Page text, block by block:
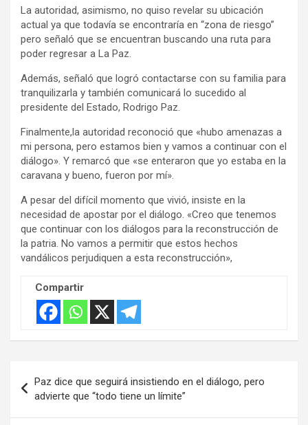
La autoridad, asimismo, no quiso revelar su ubicación
actual ya que todavía se encontraría en “zona de riesgo”
pero señaló que se encuentran buscando una ruta para
poder regresar a La Paz.
Además, señaló que logró contactarse con su familia para
tranquilizarla y también comunicará lo sucedido al
presidente del Estado, Rodrigo Paz.
Finalmente,la autoridad reconoció que «hubo amenazas a
mi persona, pero estamos bien y vamos a continuar con el
diálogo». Y remarcó que «se enteraron que yo estaba en la
caravana y bueno, fueron por mí».
A pesar del difícil momento que vivió, insiste en la
necesidad de apostar por el diálogo. «Creo que tenemos
que continuar con los diálogos para la reconstrucción de
la patria. No vamos a permitir que estos hechos
vandálicos perjudiquen a esta reconstrucción»,
Compartir
de
entradas
Paz dice que seguirá insistiendo en el diálogo, pero
advierte que “todo tiene un límite”